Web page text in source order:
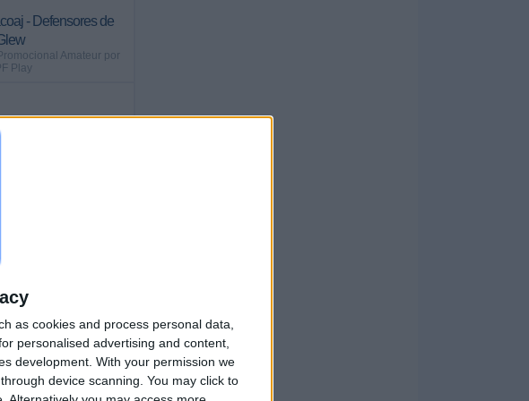
as cookies and process personal data,
personalised advertising and content,
development. With your permission we
device scanning. You may click to
- Defensores de
Amateur por
Play
2 (100%)